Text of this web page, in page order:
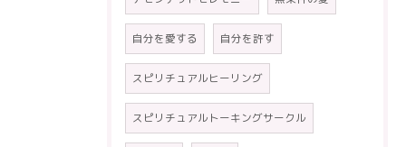
自分を愛する 自分を許す
スピリチュアルヒーリング
スピリチュアルトーキングサークル